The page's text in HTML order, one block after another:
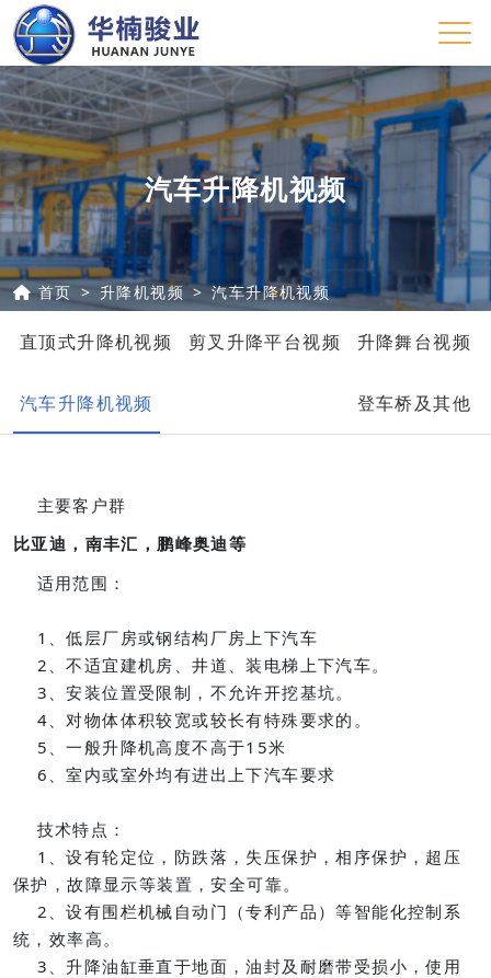
汽车升降机视频
首页 升降机视频 汽车升降机视频
直顶式升降机视频 剪叉升降平台视频 升降舞台视频
汽车升降机视频 登车桥及其他
主要客户群
比亚迪，南丰汇，鹏峰奥迪等
适用范围：
1、低层厂房或钢结构厂房上下汽车
2、不适宜建机房、井道、装电梯上下汽车。
3、安装位置受限制，不允许开挖基坑。
4、对物体体积较宽或较长有特殊要求的。
5、一般升降机高度不高于15米
6、室内或室外均有进出上下汽车要求
技术特点：
1、设有轮定位，防跌落，失压保护，相序保护，超压
保护，故障显示等装置，安全可靠。
2、设有围栏机械自动门（专利产品）等智能化控制系
统，效率高。
3、升降油缸垂直于地面，油封及耐磨带受损小，使用